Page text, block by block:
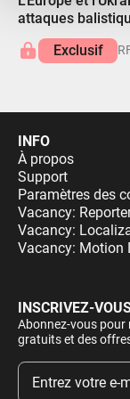
attaques
Exclusif
INFO
À propos
Support
Paramètres des
Vacancy:
Vacancy:
Vacancy: Motion
INSCRIVEZ-
Abonnez-vous pour
gratuits et des